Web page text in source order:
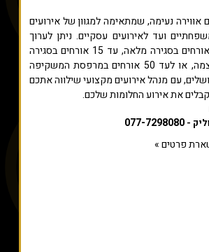
נעימה, שמתאימה למגוון של אירועים
ועד לאירועים עסקיים. ניתן לערוך
אירועים לעד 100 אורחים בסגירה מלאה, עד 15 אורחים בסגירה
חלקית במסעדה עצמה, או לעד 50 אורחים במרפסת המשקיפה
עם מנהל אירועים מקצועי שילווה אתכם
את אירוע החלומות שלכם.
-
077-7298080
פרטים »